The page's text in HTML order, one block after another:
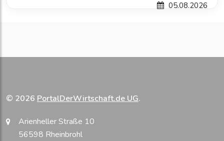
05.08.2026
© 2026 PortalDerWirtschaft.de UG.
Arienheller Straße 10
56598 Rheinbrohl